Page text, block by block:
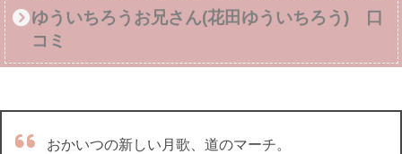
ゆういちろうお兄さん(花田ゆういちろう) 口
コミ
おかいつの新しい月歌、道のマーチ。